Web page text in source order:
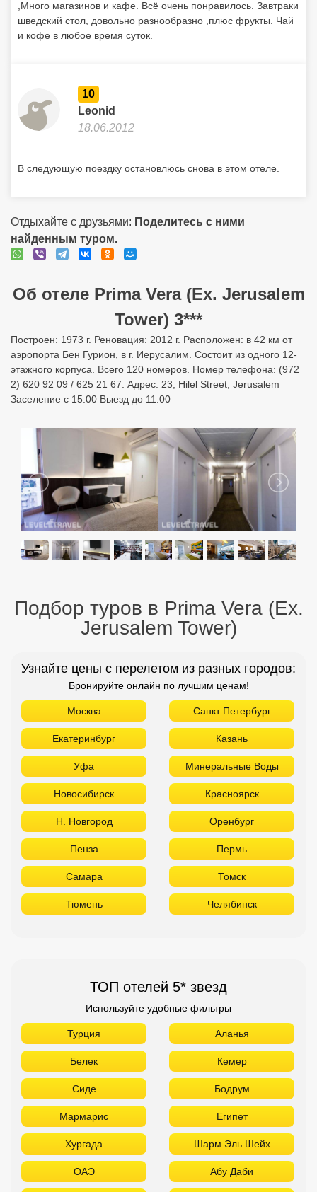
,Много магазинов и кафе. Всё очень понравилось. Завтраки
шведский стол, довольно разнообразно ,плюс фрукты. Чай
и кофе в любое время суток.
10
Leonid
18.06.2012
В следующую поездку остановлюсь снова в этом отеле.
Отдыхайте с друзьями: Поделитесь с ними
найденным туром.
Об отеле Prima Vera (Ex. Jerusalem
Tower) 3***
Построен: 1973 г. Реновация: 2012 г. Расположен: в 42 км от
аэропорта Бен Гурион, в г. Иерусалим. Состоит из одного 12-
этажного корпуса. Всего 120 номеров. Номер телефона: (972
2) 620 92 09 / 625 21 67. Адрес: 23, Hilel Street, Jerusalem
Заселение с 15:00 Выезд до 11:00
Подбор туров в Prima Vera (Ex.
Jerusalem Tower)
Узнайте цены с перелетом из разных городов:
Бронируйте онлайн по лучшим ценам!
Москва Санкт Петербург
Екатеринбург Казань
Уфа Минеральные Воды
Новосибирск Красноярск
Н. Новгород Оренбург
Пенза Пермь
Самара Томск
Тюмень Челябинск
ТОП отелей 5* звезд
Используйте удобные фильтры
Турция Аланья
Белек Кемер
Сиде Бодрум
Мармарис Египет
Хургада Шарм Эль Шейх
ОАЭ Абу Даби